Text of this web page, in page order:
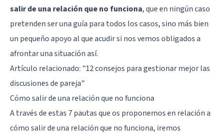
salir de una relación que no funciona, que en ningún caso
pretenden ser una guía para todos los casos, sino más bien
un pequeño apoyo al que acudir si nos vemos obligados a
afrontar una situación así.
Artículo relacionado: "12 consejos para gestionar mejor las
discusiones de pareja"
Cómo salir de una relación que no funciona
A través de estas 7 pautas que os proponemos en relación a
cómo salir de una relación que no funciona, iremos